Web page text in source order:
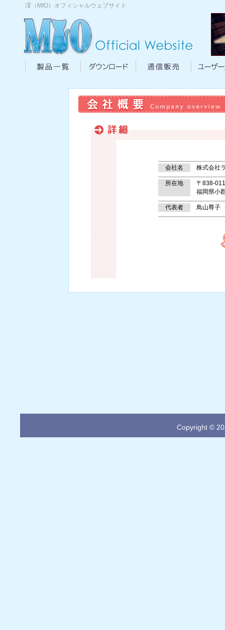
澪（MIO）オフィシャルウェブサイト
製品一覧|澪（MIO）ダウンロード|澪（MIO）
通信販
会社名 株式会社
所在地
〒838-
福岡県小
代表者 鳥山尊子